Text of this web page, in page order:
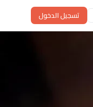
تسجيل الدخول